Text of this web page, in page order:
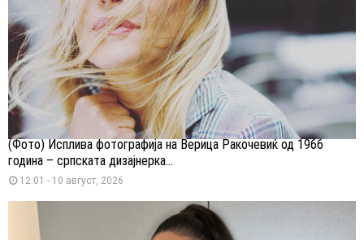
(Фото) Исплива фотографија на Верица Ракочевиќ од 1966
година – српската дизајнерка...
12:01 - 10 август, 2026